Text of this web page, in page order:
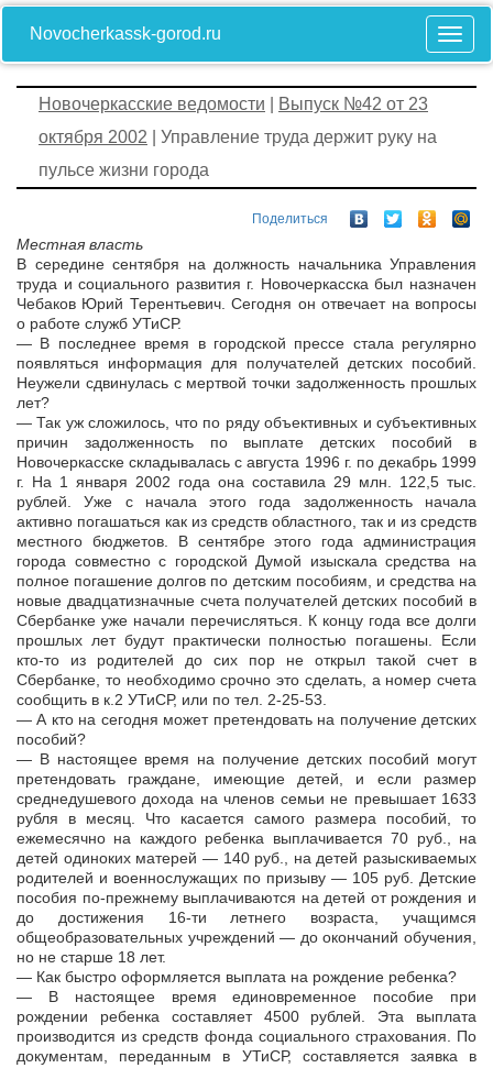
Novocherkassk-gorod.ru
Новочеркасские ведомости
Выпуск №42 от 23
октября 2002 | Управление труда держит руку на
пульсе жизни города
Поделиться
Местная власть
В середине сентября на должность начальника Управления
труда и социального развития г. Новочеркасска был назначен
Чебаков Юрий Терентьевич. Сегодня он отвечает на вопросы
о работе служб УТиСР.
— В последнее время в городской прессе стала регулярно
появляться информация для получателей детских пособий.
Неужели сдвинулась с мертвой точки задолженность прошлых
лет?
— Так уж сложилось, что по ряду объективных и субъективных
причин задолженность по выплате детских пособий в
Новочеркасске складывалась с августа 1996 г. по декабрь 1999
г. На 1 января 2002 года она составила 29 млн. 122,5 тыс.
рублей. Уже с начала этого года задолженность начала
активно погашаться как из средств областного, так и из средств
местного бюджетов. В сентябре этого года администрация
города совместно с городской Думой изыскала средства на
полное погашение долгов по детским пособиям, и средства на
новые двадцатизначные счета получателей детских пособий в
Сбербанке уже начали перечисляться. К концу года все долги
прошлых лет будут практически полностью погашены. Если
кто-то из родителей до сих пор не открыл такой счет в
Сбербанке, то необходимо срочно это сделать, а номер счета
сообщить в к.2 УТиСР, или по тел. 2-25-53.
— А кто на сегодня может претендовать на получение детских
пособий?
— В настоящее время на получение детских пособий могут
претендовать граждане, имеющие детей, и если размер
среднедушевого дохода на членов семьи не превышает 1633
рубля в месяц. Что касается самого размера пособий, то
ежемесячно на каждого ребенка выплачивается 70 руб., на
детей одиноких матерей — 140 руб., на детей разыскиваемых
родителей и военнослужащих по призыву — 105 руб. Детские
пособия по-прежнему выплачиваются на детей от рождения и
до достижения 16-ти летнего возраста, учащимся
общеобразовательных учреждений — до окончаний обучения,
но не старше 18 лет.
— Как быстро оформляется выплата на рождение ребенка?
— В настоящее время единовременное пособие при
рождении ребенка составляет 4500 рублей. Эта выплата
производится из средств фонда социального страхования. По
документам, переданным в УТиСР, составляется заявка в